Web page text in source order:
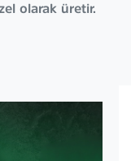
olarak üretir.